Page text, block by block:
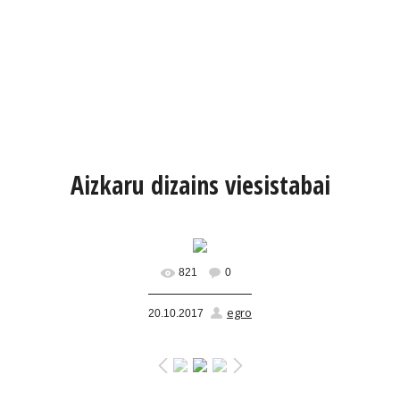
Aizkaru dizains viesistabai
821 0
20.10.2017 egro